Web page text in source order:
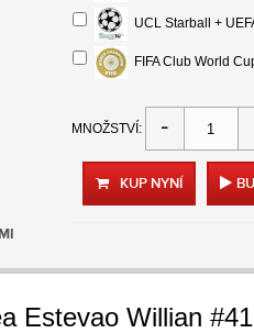
UCL Starball +
FIFA Club World
MNOŽSTVÍ:
KUP NYNÍ
Estevao Willian